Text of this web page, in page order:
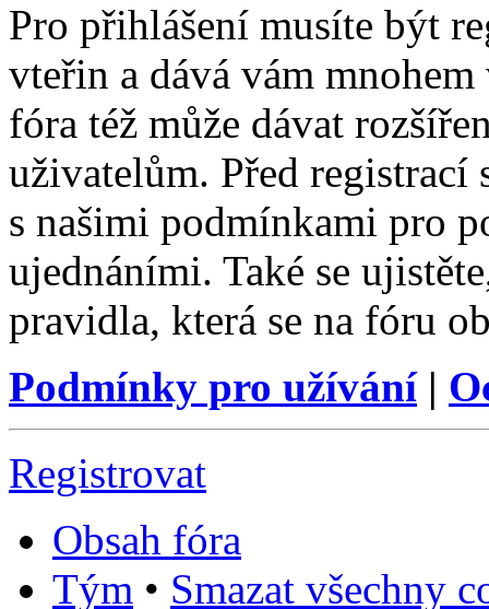
Pro přihlášení musíte být
vteřin a dává vám
fóra též může dávat
uživatelům. Před registrací
s našimi podmínkami pro
ujednáními. Také se
pravidla, která se na fóru
Podmínky pro užívání|
Registrovat
Obsah fóra
Tým • Smazat všechny